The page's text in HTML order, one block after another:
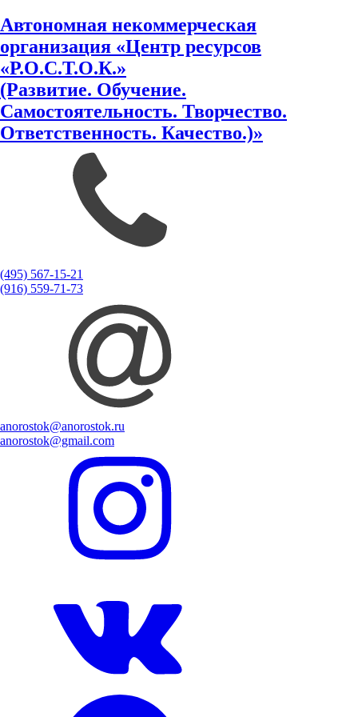
Автономная некоммерческая
организация «Центр ресурсов
«Р.О.С.Т.О.К.»
(Развитие. Обучение.
Самостоятельность. Творчество.
Ответственность. Качество.)»
(495) 567-15-21
(916) 559-71-73
anorostok@anorostok.ru
anorostok@gmail.com